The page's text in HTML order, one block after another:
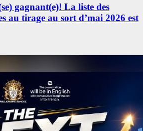
gagnant(e)! La liste des
au tirage au sort d’mai 2026 est